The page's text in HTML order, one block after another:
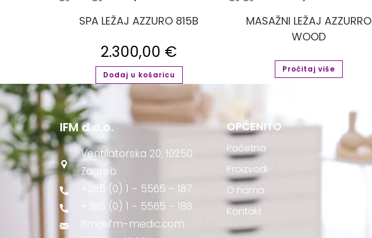
SPA LEŽAJ AZZURO 815B
2.300,00 €
Dodaj u košaricu
MASAŽNI LEŽAJ AZZURRO
WOOD
Pročitaj više
IFM d.o.o.
Ventilatorska 20, 10250
Zagreb
+385 (0) 1 - 5565 - 187
+385 (0) 1 - 5565 - 188
ifm@ifm-medic.com
OPĆENITO
Početna
Proizvodi
O nama
Kontakt